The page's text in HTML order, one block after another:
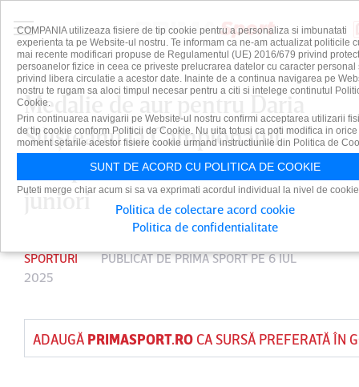
Medalie de aur pentru Daria
Silişteanu la Campionatul
European de Înot la nivel de
juniori
SPORTURI PUBLICAT DEPRIMA SPORTPE 6 IUL
2025
ADAUGĂ PRIMASPORT.ROCA SURSĂ PREFERATĂ ÎN
COMPANIA utilizeaza fisiere de tip cookie pentru a personaliza si imbunatati
experienta ta pe Website-ul nostru. Te informam ca ne-am actualizat politicile
mai recente modificari propuse de Regulamentul (UE) 2016/679 privind
persoanelor fizice in ceea ce priveste prelucrarea datelor cu caracter personal
privind libera circulatie a acestor date. Inainte de a continua navigarea pe
nostru te rugam sa aloci timpul necesar pentru a citi si intelege continutul
Cookie.
Prin continuarea navigarii pe Website-ul nostru confirmi acceptarea utilizarii
de tip cookie conform Politicii de Cookie. Nu uita totusi ca poti modifica in orice
moment setarile acestor fisiere cookie urmand instructiunile din Politica de
SUNT DE ACORD CU POLITICA DE COOKIE
Puteti merge chiar acum si sa va exprimati acordul individual la nivel de
Politica de colectare acord cookie
Politica de confidentialitate